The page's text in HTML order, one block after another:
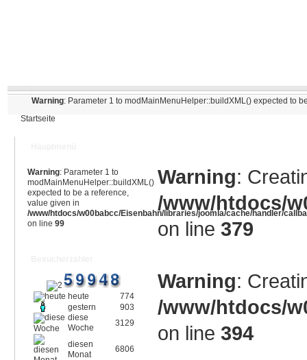
Warning: Parameter 1 to modMainMenuHelper::buildXML() expected to
Startseite
Warning: Parameter 1 to
modMainMenuHelper::buildXML()
expected to be a reference,
value given in
/www/htdocs/w00babcc/Eisenbahn/libraries/joomla/cache/handler/
on line 99
heute
774
gestern
903
diese
Woche
3129
diesen
Monat
6806
Warning:
/www/htdocs/
on line 379
Warning:
/www/htdocs/
on line 394